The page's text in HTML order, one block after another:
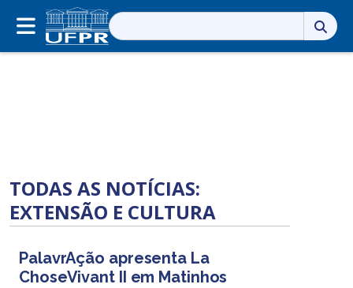
Pesquisar
por:
TODAS AS NOTÍCIAS:
EXTENSÃO E CULTURA
PalavrAção apresenta La
ChoseVivant II em Matinhos